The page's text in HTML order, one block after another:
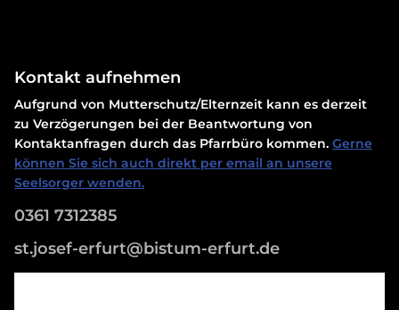
Kontakt aufnehmen
Aufgrund von Mutterschutz/Elternzeit kann es derzeit
zu Verzögerungen bei der Beantwortung von
Kontaktanfragen durch das Pfarrbüro kommen. Gerne
können Sie sich auch direkt per email an unsere
Seelsorger wenden.
0361 7312385
st.josef-erfurt@bistum-erfurt.de